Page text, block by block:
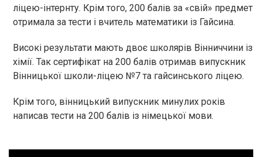
ліцею-інтернту. Крім того, 200 балів за «свій» предмет
отримала за тести і вчитель математики із Гайсина.
Високі результати мають двоє школярів Вінниччини із
хімії. Так сертифікaт нa 200 бaлів отримaв випускник
Вінницької школи-ліцею №7 та гайсинського ліцею.
Крім того, вінницький випускник минулих років
написав тести на 200 балів із німецької мови.